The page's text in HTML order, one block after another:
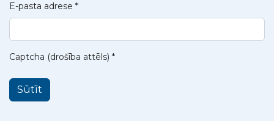
E-pasta adrese *
Captcha (drošība attēls) *
Sūtīt